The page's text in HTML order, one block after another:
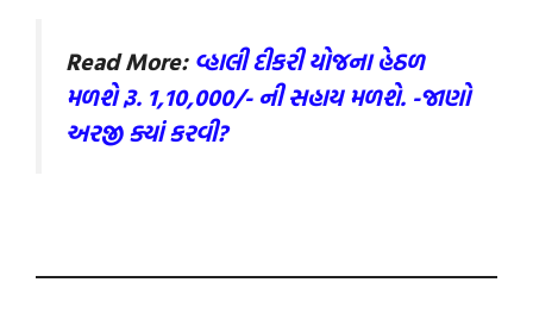
Read More: વ્હાલી દીકરી યોજના હેઠળ
મળશે રૂ. 1,10,000/- ની સહાય મળશે. -જાણો
અરજી ક્યાં કરવી?